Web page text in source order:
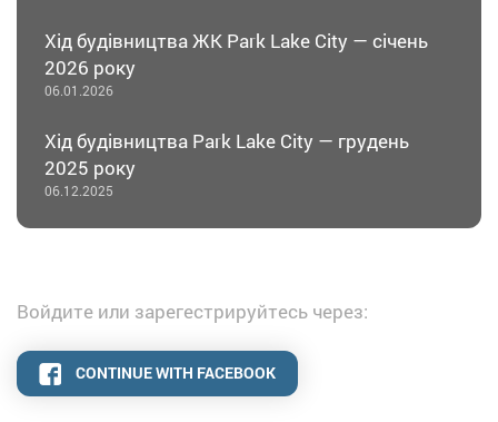
Хід будівництва ЖК Park Lake City — січень
2026 року
06.01.2026
Хід будівництва Park Lake City — грудень
2025 року
06.12.2025
Войдите или зарегестрируйтесь через:
CONTINUE WITH FACEBOOK